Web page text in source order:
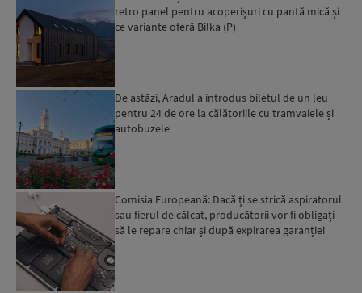
retro panel pentru acoperișuri cu pantă mică și
ce variante oferă Bilka (P)
De astăzi, Aradul a introdus biletul de un leu
pentru 24 de ore la călătoriile cu tramvaiele și
autobuzele
Comisia Europeană: Dacă ți se strică aspiratorul
sau fierul de călcat, producătorii vor fi obligați
să le repare chiar și după expirarea garanției